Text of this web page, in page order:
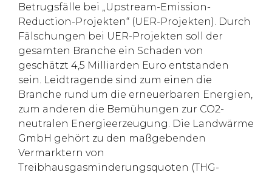
Betrugsfälle bei „Upstream-Emission-
Reduction-Projekten“ (UER-Projekten). Durch
Fälschungen bei UER-Projekten soll der
gesamten Branche ein Schaden von
geschätzt 4,5 Milliarden Euro entstanden
sein. Leidtragende sind zum einen die
Branche rund um die erneuerbaren Energien,
zum anderen die Bemühungen zur CO2-
neutralen Energieerzeugung. Die Landwärme
GmbH gehört zu den maßgebenden
Vermarktern von
Treibhausgasminderungsquoten (THG-